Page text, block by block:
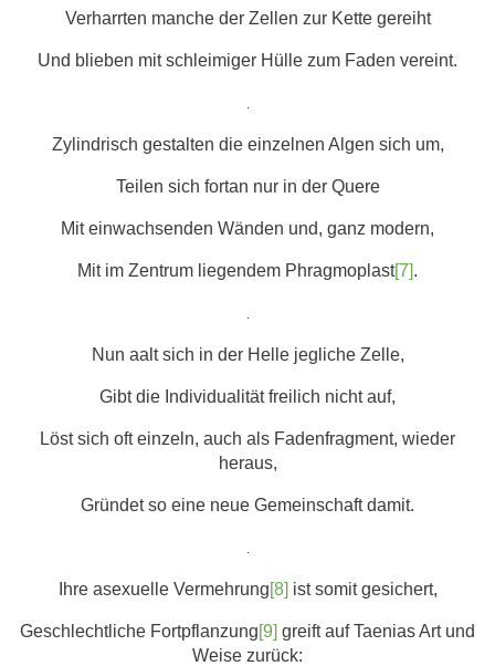
Verharrten manche der Zellen zur Kette gereiht
Und blieben mit schleimiger Hülle zum Faden vereint.
Zylindrisch gestalten die einzelnen Algen sich um,
Teilen sich fortan nur in der Quere
Mit einwachsenden Wänden und, ganz modern,
Mit im Zentrum liegendem Phragmoplast[7].
Nun aalt sich in der Helle jegliche Zelle,
Gibt die Individualität freilich nicht auf,
Löst sich oft einzeln, auch als Fadenfragment, wieder
heraus,
Gründet so eine neue Gemeinschaft damit.
Ihre asexuelle Vermehrung[8] ist somit gesichert,
Geschlechtliche Fortpflanzung[9] greift auf Taenias Art und
Weise zurück: